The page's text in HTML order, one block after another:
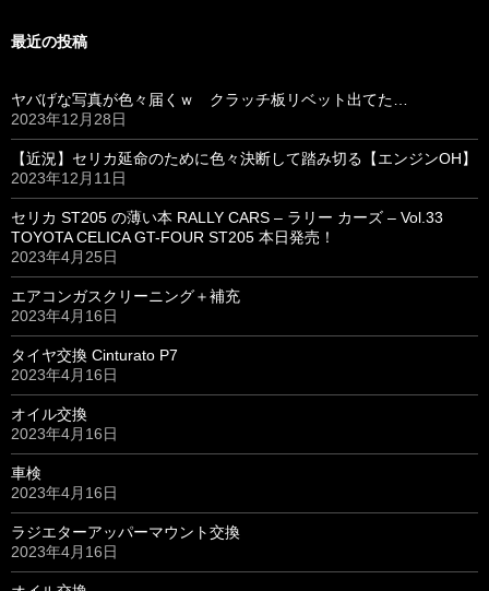
最近の投稿
ヤバげな写真が色々届くｗ クラッチ板リベット出てた…
2023年12月28日
【近況】セリカ延命のために色々決断して踏み切る【エンジンOH】
2023年12月11日
セリカ ST205 の薄い本 RALLY CARS – ラリー カーズ – Vol.33
TOYOTA CELICA GT-FOUR ST205 本日発売！
2023年4月25日
エアコンガスクリーニング＋補充
2023年4月16日
タイヤ交換 Cinturato P7
2023年4月16日
オイル交換
2023年4月16日
車検
2023年4月16日
ラジエターアッパーマウント交換
2023年4月16日